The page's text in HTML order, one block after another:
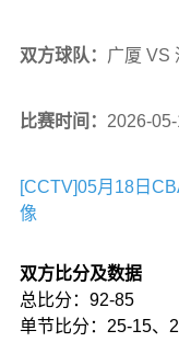
双方球队： 广厦 VS
比赛时间： 2026-
[CCTV]05月18日
像
双方比分及数据
总比分：92-85
单节比分：25-15、